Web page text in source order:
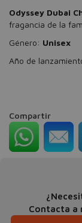
Odyssey Dubai
fragancia de la
Género: Unisex
Año de
Compartir
Contacta a